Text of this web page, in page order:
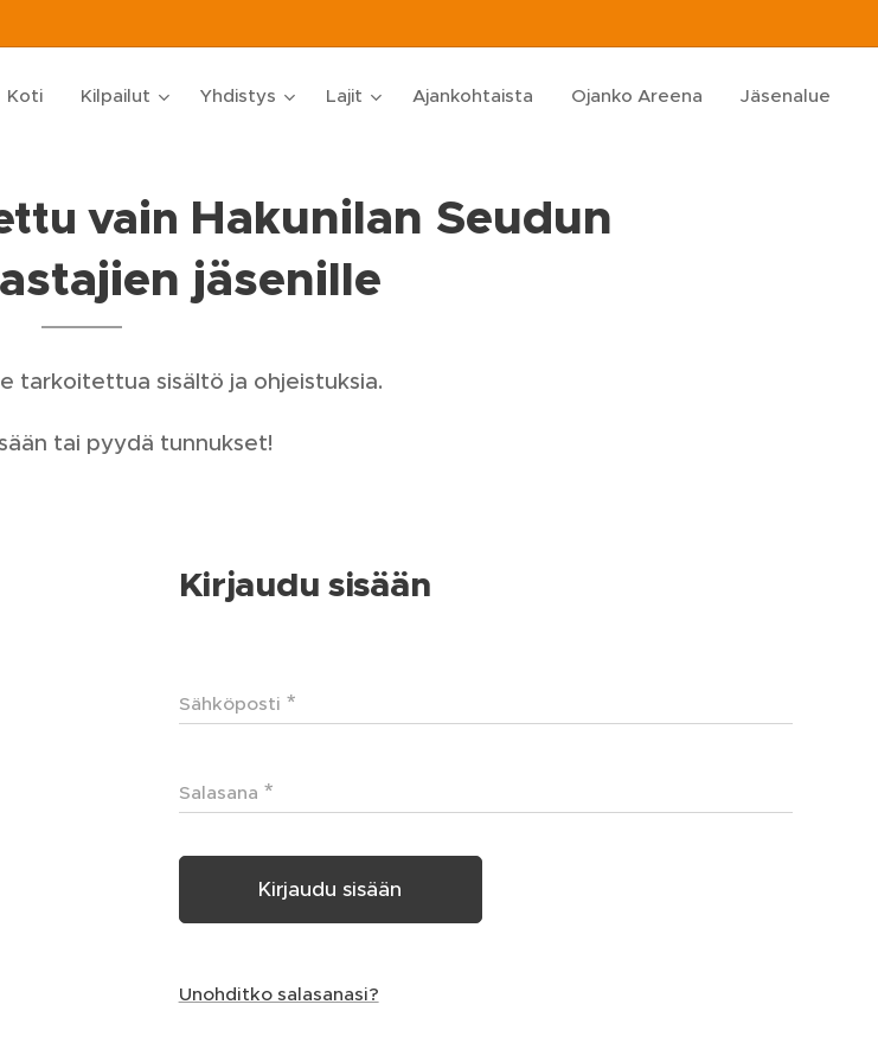
Koti Kilpailut Yhdistys Lajit Ajankohtaista Ojanko Areena Jäsenalue
vain Hakunilan Seudun
jäsenille
tarkoitettua sisältö ja ohjeistuksia.
tai pyydä tunnukset!
Kirjaudu sisään
Sähköposti
Salasana
Kirjaudu sisään
Unohditko salasanasi?